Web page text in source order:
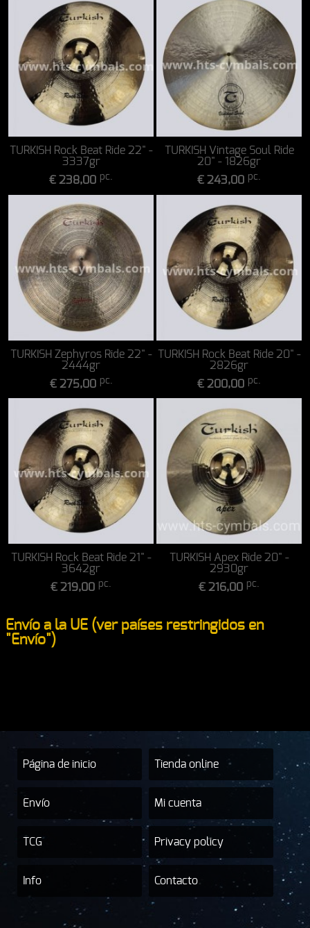
TURKISH Rock Beat Ride 22" -
3337gr
€ 238,00 pc.
TURKISH Vintage Soul Ride
20" - 1826gr
€ 243,00 pc.
TURKISH Zephyros Ride 22" -
2444gr
€ 275,00 pc.
TURKISH Rock Beat Ride 20" -
2826gr
€ 200,00 pc.
TURKISH Rock Beat Ride 21" -
3642gr
€ 219,00 pc.
TURKISH Apex Ride 20" -
2930gr
€ 216,00 pc.
Envío a la UE (ver países restringidos en
"Envío")
Página de inicio Tienda online
Envío Mi cuenta
TCG Privacy policy
Info Contacto